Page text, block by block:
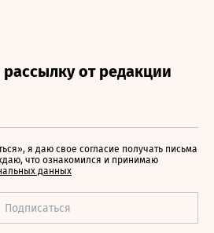
я даю свое согласие получать письма
что ознакомился и принимаю
данных